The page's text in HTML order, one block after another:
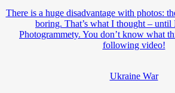
There is a huge disadvantage with photos:
boring. That’s what I thought – until
Photogrammety. You don’t know what
following video!
Ukraine War